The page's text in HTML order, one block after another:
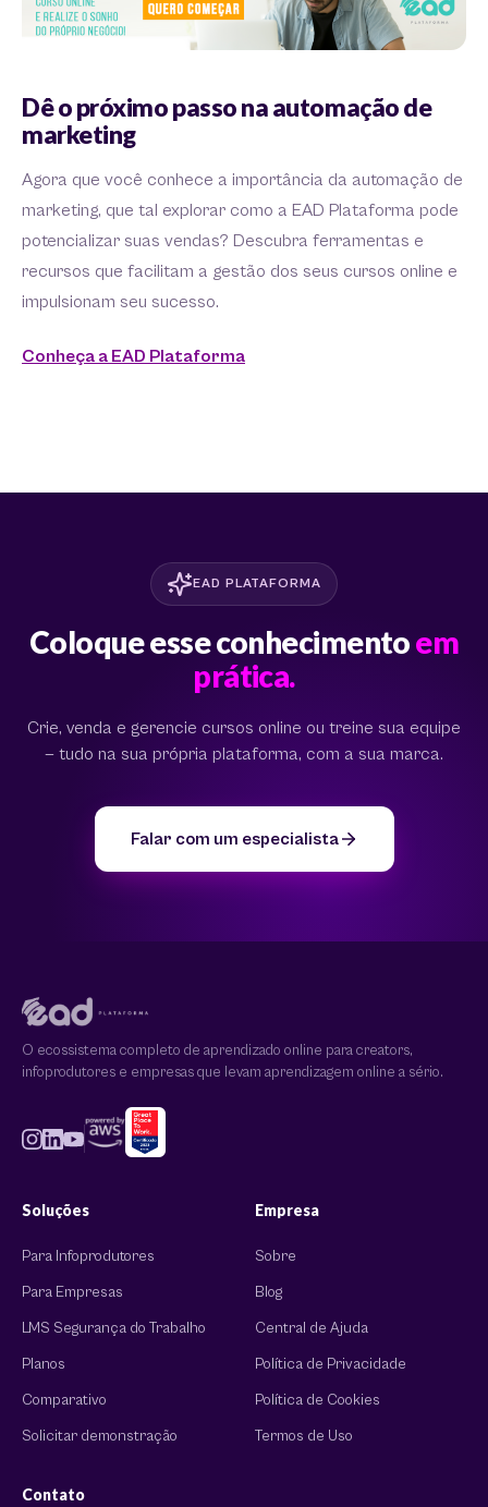
Dê o próximo passo na automação de
marketing
Agora que você conhece a importância da automação de
marketing, que tal explorar como a EAD Plataforma pode
potencializar suas vendas? Descubra ferramentas e
recursos que facilitam a gestão dos seus cursos online e
impulsionam seu sucesso.
Conheça a EAD Plataforma
EAD PLATAFORMA
Coloque esse conhecimentoem
prática.
Crie, venda e gerencie cursos online ou treine sua equipe
— tudo na sua própria plataforma, com a sua marca.
Falar com um especialista
O ecossistema completo de aprendizado online para creators,
infoprodutores e empresas que levam aprendizagem online a sério.
Soluções
Para Infoprodutores
Para Empresas
LMS Segurança do Trabalho
Planos
Comparativo
Solicitar demonstração
Empresa
Sobre
Blog
Central de Ajuda
Política de Privacidade
Política de Cookies
Termos de Uso
Contato